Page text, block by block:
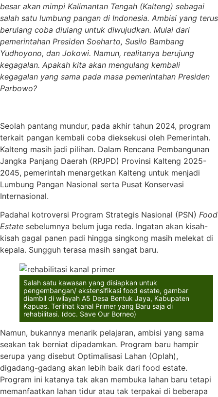
besar akan mimpi Kalimantan Tengah (Kalteng) sebagai
salah satu lumbung pangan di Indonesia. Ambisi yang terus
berulang coba diulang untuk diwujudkan. Mulai dari
pemerintahan Presiden Soeharto, Susilo Bambang
Yudhoyono, dan Jokowi. Namun, realitanya berujung
kegagalan. Apakah kita akan mengulang kembali
kegagalan yang sama pada masa pemerintahan Presiden
Parbowo?
Seolah pantang mundur, pada akhir tahun 2024, program
terkait pangan kembali coba dieksekusi oleh Pemerintah.
Kalteng masih jadi pilihan. Dalam Rencana Pembangunan
Jangka Panjang Daerah (RPJPD) Provinsi Kalteng 2025-
2045, pemerintah menargetkan Kalteng untuk menjadi
Lumbung Pangan Nasional serta Pusat Konservasi
Internasional.
Padahal kotroversi Program Strategis Nasional (PSN) Food
Estate sebelumnya belum juga reda. Ingatan akan kisah-
kisah gagal panen padi hingga singkong masih melekat di
kepala. Sungguh terasa masih sangat baru.
Salah satu kawasan yang disiapkan untuk
pengembangan/ ekstensifikasi food estate, gambar
diambil di wilayah A5 Desa Bentuk Jaya, Kabupaten
Kapuas. Terlihat kanal Primer yang Baru saja di
rehabilitasi. (doc. Save Our Borneo)
Namun, bukannya menarik pelajaran, ambisi yang sama
seakan tak berniat dipadamkan. Program baru hampir
serupa yang disebut Optimalisasi Lahan (Oplah),
digadang-gadang akan lebih baik dari food estate.
Program ini katanya tak akan membuka lahan baru tetapi
memanfaatkan lahan tidur atau tak terpakai di beberapa